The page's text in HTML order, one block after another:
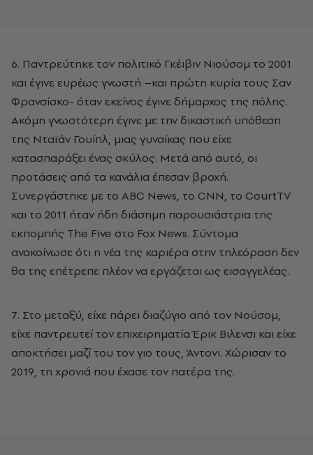
6. Παντρεύτηκε τον πολιτικό Γκέιβιν Νιούσομ το 2001
και έγινε ευρέως γνωστή –και πρώτη κυρία τους Σαν
Φρανσίσκο- όταν εκείνος έγινε δήμαρχος της πόλης.
Ακόμη γνωστότερη έγινε με την δικαστική υπόθεση
της Νταϊάν Γουίπλ, μιας γυναίκας που είχε
κατασπαράξει ένας σκύλος. Μετά από αυτό, οι
προτάσεις από τα κανάλια έπεσαν βροχή.
Συνεργάστηκε με το ABC News, το CNN, το CourtTV
και το 2011 ήταν ήδη διάσημη παρουσιάστρια της
εκπομπής The Five στο Fox News. Σύντομα
ανακοίνωσε ότι η νέα της καριέρα στην τηλεόραση δεν
θα της επέτρεπε πλέον να εργάζεται ως εισαγγελέας.
7. Στο μεταξύ, είχε πάρει διαζύγιο από τον Νούσομ,
είχε παντρευτεί τον επιχειρηματία Έρικ Βιλενσι και είχε
αποκτήσει μαζί του τον γιο τους, Άντονι. Χώρισαν το
2019, τη χρονιά που έχασε τον πατέρα της.